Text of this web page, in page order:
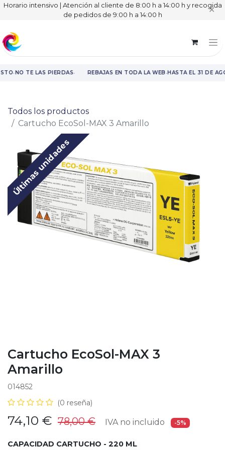
Horario intensivo | Atención al cliente de 8:00 h a 14:00 h y recogida
de pedidos de 9:00 h a 14:00 h
✕
·NO TE LAS PIERDAS· REBAJAS EN TODA LA WEB·HASTA EL 31 DE
Todos los productos
Cartucho EcoSol-MAX 3 Amarillo
Últimas unidades
Cartucho EcoSol-MAX 3
Amarillo
014852
(0 reseña)
74,10 € 78,00€ IVA no incluido -5%
CAPACIDAD CARTUCHO - 220 ML